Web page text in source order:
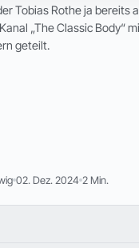
Tobias Rothe ja bereits
„The Classic Body“
geteilt.
02. Dez. 2024 2 Min.